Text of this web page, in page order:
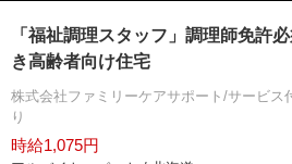
「福祉調理スタッフ」調理師免許
き高齢者向け住宅
株式会社ファミリーケアサポート/サービス
り
時給1,075円